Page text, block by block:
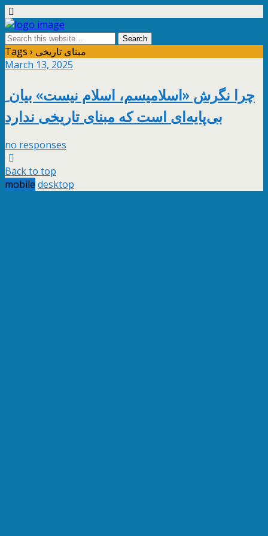
Tags › مبنای تاریخی
March 13, 2025
چرا نگرش «اسلامیسم، اسلام نیست» بیان ِ
بی‌پایه‌ای است که مبنای تاریخی ندارد
no responses
Back to top
mobile desktop